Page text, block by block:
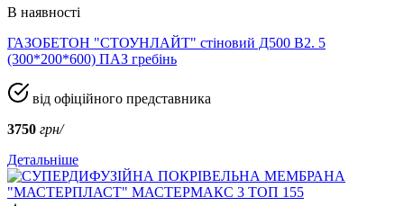
В наявності
ГАЗОБЕТОН "СТОУНЛАЙТ" стіновий Д500 В2. 5
(300*200*600) ПАЗ гребінь
від офіційного представника
3750 грн/
Детальніше